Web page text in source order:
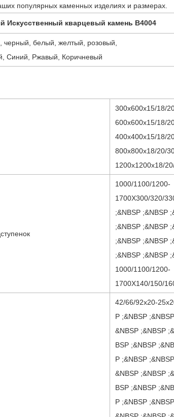
популярных каменных изделиях и размерах.
Внутренняя плитка Блеск Черный Искусственный кварцевый камень B4004
черный, белый, желтый, розовый,
Синий, Ржавый, Коричневый
300x600x15/18/
600x600x15/18/
400x400x15/18/
800x800x18/20/
1200x1200x18/
1000/1100/1200-
1700X300/320/
;&NBSP ;&NBSP
;&NBSP ;&NBSP
;&NBSP ;&NBSP
;&NBSP ;&NBSP
1000/1100/1200-
1700X140/150/
42/66/92х20-
P ;&NBSP
&NBSP ;&NBSP
BSP ;&NBSP
P ;&NBSP
&NBSP ;&NBSP
BSP ;&NBSP
P ;&NBSP